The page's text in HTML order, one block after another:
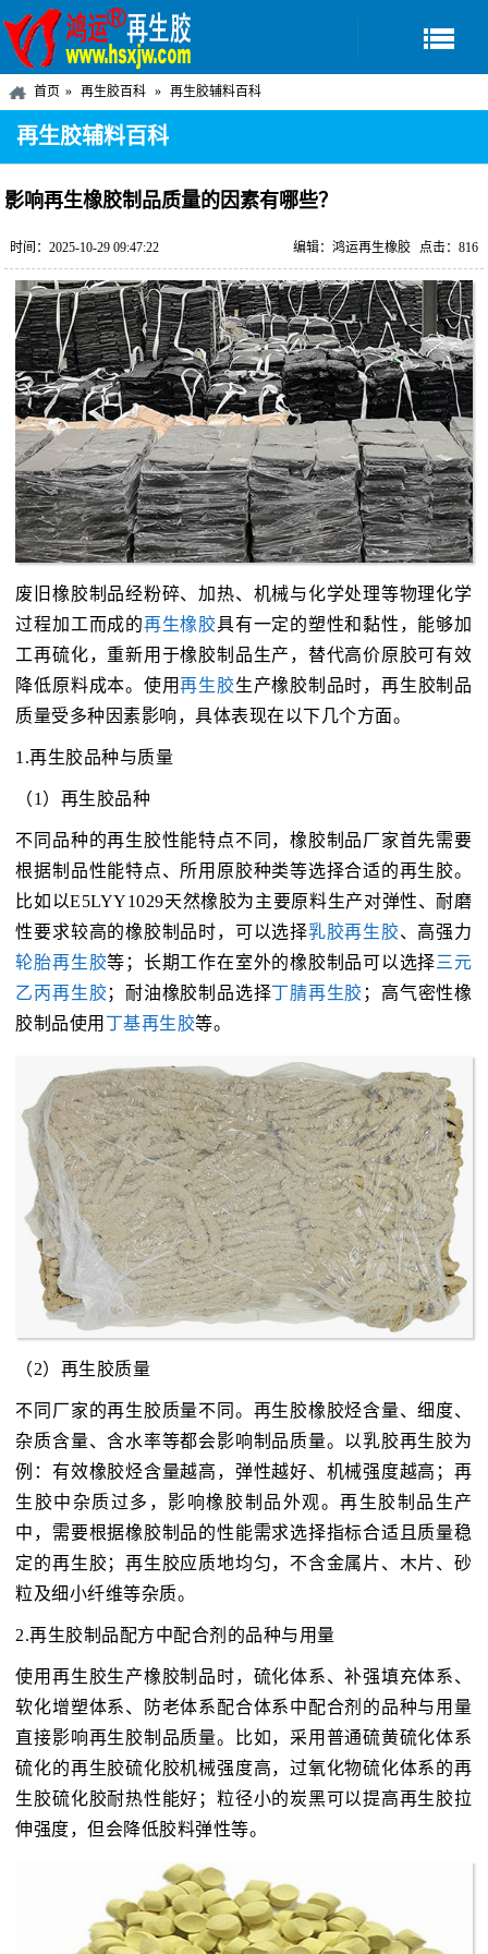
首页 再生胶百科 再生胶辅料百科
再生胶辅料百科
影响再生橡胶制品质量的因素有哪些？
时间：2025-10-29 09:47:22 点击：816
编辑：鸿运再生橡胶
废旧橡胶制品经粉碎、加热、机械与化学处理等物理化学
过程加工而成的再生橡胶具有一定的塑性和黏性，能够加
工再硫化，重新用于橡胶制品生产，替代高价原胶可有效
降低原料成本。使用再生胶生产橡胶制品时，再生胶制品
质量受多种因素影响，具体表现在以下几个方面。
1.再生胶品种与质量
（1）再生胶品种
不同品种的再生胶性能特点不同，橡胶制品厂家首先需要
根据制品性能特点、所用原胶种类等选择合适的再生胶。
比如以E5LYY1029天然橡胶为主要原料生产对弹性、耐磨
性要求较高的橡胶制品时，可以选择乳胶再生胶、高强力
轮胎再生胶等；长期工作在室外的橡胶制品可以选择三元
乙丙再生胶；耐油橡胶制品选择丁腈再生胶 ；高气密性橡
胶制品使用 丁基再生胶等。
（2）再生胶质量
不同厂家的再生胶质量不同。再生胶橡胶烃含量、细度、
杂质含量、含水率等都会影响制品质量。以乳胶再生胶为
例：有效橡胶烃含量越高，弹性越好、机械强度越高；再
生胶中杂质过多，影响橡胶制品外观。再生胶制品生产
中，需要根据橡胶制品的性能需求选择指标合适且质量稳
定的再生胶；再生胶应质地均匀，不含金属片、木片、砂
粒及细小纤维等杂质。
2.再生胶制品配方中配合剂的品种与用量
使用再生胶生产橡胶制品时，硫化体系、补强填充体系、
软化增塑体系、防老体系配合体系中配合剂的品种与用量
直接影响再生胶制品质量。比如，采用普通硫黄硫化体系
硫化的再生胶硫化胶机械强度高，过氧化物硫化体系的再
生胶硫化胶耐热性能好；粒径小的炭黑可以提高再生胶拉
伸强度，但会降低胶料弹性等。